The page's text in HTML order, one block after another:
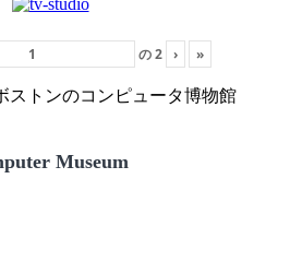
の2 › »
ストンのコンピュータ博物館
Museum